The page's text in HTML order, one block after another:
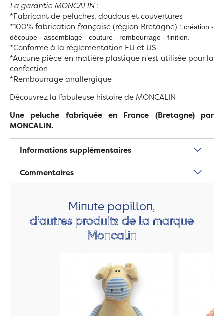
La garantie MONCALIN:
*Fabricant de peluches, doudous et couvertures
*100% fabrication française (région Bretagne) : création -
découpe - assemblage - couture - rembourrage - finition.
*Conforme à la réglementation EU et US
*Aucune pièce en matière plastique n'est utilisée pour la
confection
*Rembourrage anallergique
Découvrez la fabuleuse histoire de MONCALIN
Une peluche fabriquée en France (Bretagne) par
MONCALIN.
Informations supplémentaires
Commentaires
Minute papillon,
d'autres produits de la marque
Moncalin